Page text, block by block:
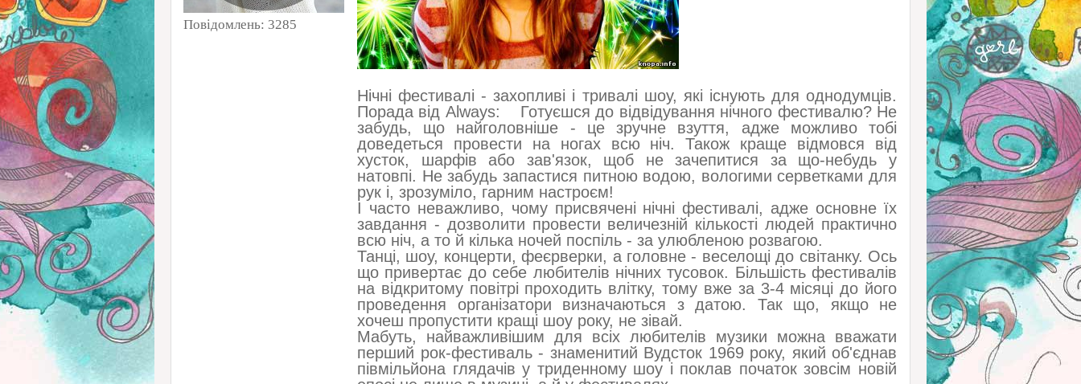
Повідомлень: 3285
Нічні фестивалі - захопливі і тривалі шоу, які існують для однодумців.
Порада від Always: Готуєшся до відвідування нічного фестивалю? Не
забудь, що найголовніше - це зручне взуття, адже можливо тобі
доведеться провести на ногах всю ніч. Також краще відмовся від
хусток, шарфів або зав'язок, щоб не зачепитися за що-небудь у
натовпі. Не забудь запастися питною водою, вологими серветками для
рук і, зрозуміло, гарним настроєм!
І часто неважливо, чому присвячені нічні фестивалі, адже основне їх
завдання - дозволити провести величезній кількості людей практично
всю ніч, а то й кілька ночей поспіль - за улюбленою розвагою.
Танці, шоу, концерти, феєрверки, а головне - веселощі до світанку. Ось
що привертає до себе любителів нічних тусовок. Більшість фестивалів
на відкритому повітрі проходить влітку, тому вже за 3-4 місяці до його
проведення організатори визначаються з датою. Так що, якщо не
хочеш пропустити кращі шоу року, не зівай.
Мабуть, найважливішим для всіх любителів музики можна вважати
перший рок-фестиваль - знаменитий Вудсток 1969 року, який об'єднав
півмільйона глядачів у триденному шоу і поклав початок зовсім новій